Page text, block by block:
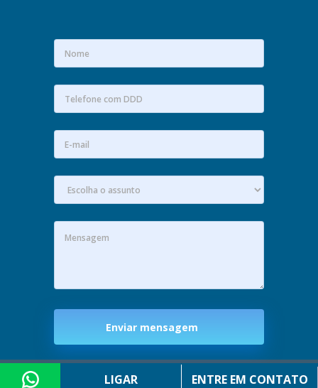
Enviar mensagem
LIGAR ENTRE EM CONTATO